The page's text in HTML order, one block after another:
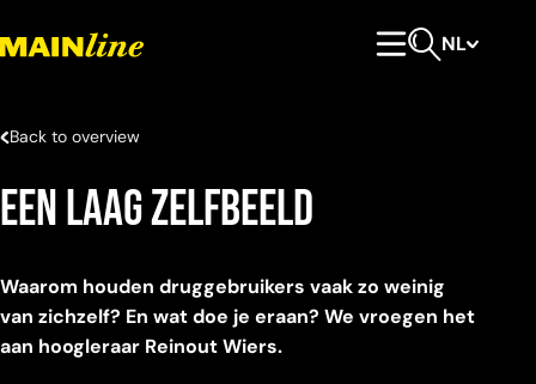
NL
Back to overview
Een laag zelfbeeld
Waarom houden druggebruikers vaak zo weinig
van zichzelf? En wat doe je eraan? We vroegen het
aan hoogleraar Reinout Wiers.